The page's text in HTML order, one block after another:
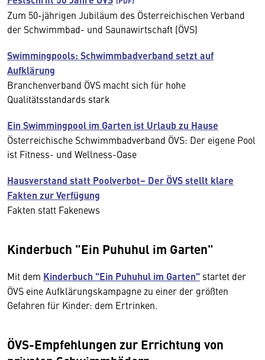
Zum 50-jährigen Jubiläum des Österreichischen Verband
der Schwimmbad- und Saunawirtschaft (ÖVS)
Swimmingpools: Schwimmbadverband setzt auf
Aufklärung
Branchenverband ÖVS macht sich für hohe
Qualitätsstandards stark
Ein Swimmingpool im Garten ist Urlaub zu Hause
Österreichische Schwimmbadverband ÖVS: Der eigene Pool
ist Fitness- und Wellness-Oase
Hausverstand statt Poolverbot− Der ÖVS stellt klare
Fakten zur Verfügung
Fakten statt Fakenews
Kinderbuch "Ein Puhuhul im Garten"
Mit dem Kinderbuch "Ein Puhuhul im Garten" startet der
ÖVS eine Aufklärungskampagne zu einer der größten
Gefahren für Kinder: dem Ertrinken.
ÖVS-Empfehlungen zur Errichtung von